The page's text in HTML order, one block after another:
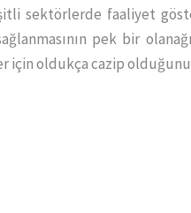
sektörlerde faaliyet
pek bir
için oldukça cazip